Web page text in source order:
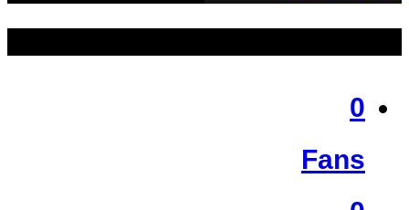
0
Fans